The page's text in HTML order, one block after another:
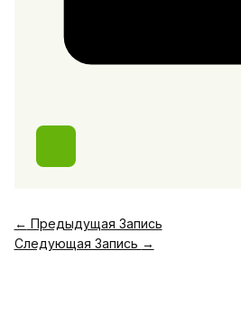
← Предыдущая Запись
Следующая Запись →